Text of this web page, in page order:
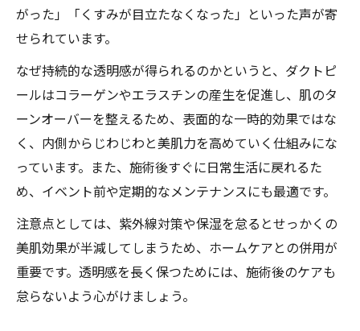
ダウンタイムなしのダクトピール体験とは
ハーブピーリングと異なる効果を楽しむ方法
ダクトピールとハーブピーリングの違いを
解説
ダクトピールならではの持続効果を体感し
よう
肌質に合わせたダクトピール活用のポイン
ト
ハーブピーリングと比べたダクトピールの
魅力
ダクトピールが幅広い肌悩みに対応できる
理由
がった」「くすみが目立たなくなった」といった声が寄
せられています。
なぜ持続的な透明感が得られるのかというと、ダクトピ
ールはコラーゲンやエラスチンの産生を促進し、肌のタ
ーンオーバーを整えるため、表面的な一時的効果ではな
く、内側からじわじわと美肌力を高めていく仕組みにな
っています。また、施術後すぐに日常生活に戻れるた
め、イベント前や定期的なメンテナンスにも最適です。
注意点としては、紫外線対策や保湿を怠るとせっかくの
美肌効果が半減してしまうため、ホームケアとの併用が
重要です。透明感を長く保つためには、施術後のケアも
怠らないよう心がけましょう。